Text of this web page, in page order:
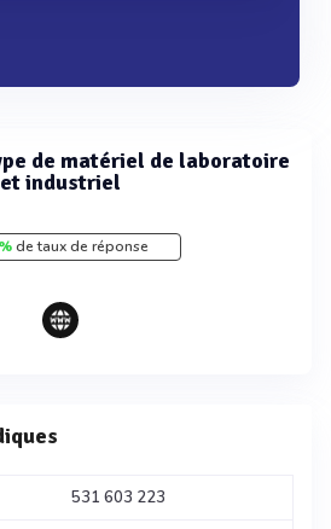
de matériel de laboratoire
et industriel
de taux de réponse
531 603 223